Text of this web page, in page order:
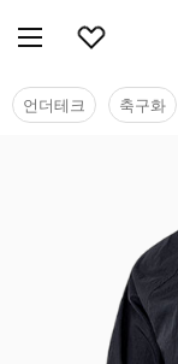
언더테크 축구화